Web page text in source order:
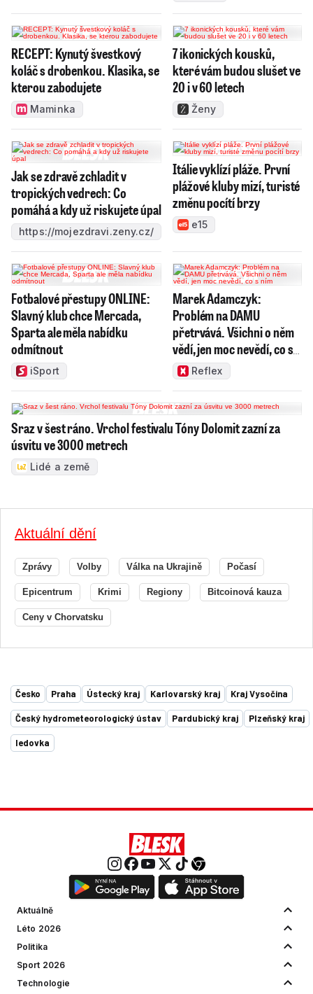
RECEPT: Kynutý švestkový
koláč s drobenkou. Klasika, se
kterou zabodujete
Maminka
7 ikonických kousků,
které vám budou slušet ve
20 i v 60 letech
Ženy
Jak se zdravě zchladit v
tropických vedrech: Co
pomáhá a kdy už riskujete úpal
https://mojezdravi.zeny.cz/
Itálie vyklízí pláže. První
plážové kluby mizí, turisté
změnu pocítí brzy
e15
Fotbalové přestupy ONLINE:
Slavný klub chce Mercada,
Sparta ale měla nabídku
odmítnout
iSport
Marek Adamczyk:
Problém na DAMU
přetrvává. Všichni o něm
vědí, jen moc nevědí, co s
nímReflex
Sraz v šest ráno. Vrchol festivalu Tóny Dolomit zazní za
úsvitu ve 3000 metrech
Lidé a země
Aktuální dění
Zprávy Volby Válka na Ukrajině Počasí
Epicentrum Krimi Regiony Bitcoinová kauza
Ceny v Chorvatsku
Česko Praha Ústecký kraj Karlovarský kraj Kraj Vysočina
Český hydrometeorologický ústav Pardubický kraj Plzeňský kraj
ledovka
Aktuálně
Léto 2026
Politika
Sport 2026
Technologie